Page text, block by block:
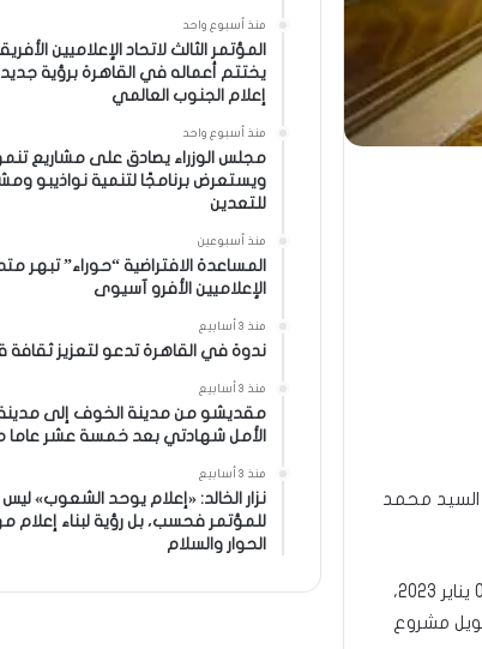
الفخامة السيد محمد
وقد درس المجلس وصادق على مشروع قانون يسمح بالمصادقة على اتفاقية القرض الموقعة بتاريخ 09 يناير 2023،
مشروع
منذ أسبوع واحد
المؤتمر الثالث لاتحاد الإعلاميين
يختتم أعماله في القاهرة برؤية
إعلام الجنوب العالمي
منذ أسبوع واحد
مجلس الوزراء يصادق على مشاريع
ويستعرض برنامجًا لتنمية نواذيبو
للتعدين
منذ أسبوعين
المساعدة الافتراضية “حوراء” تبهر
الإعلاميين الأفرو آسيوى
منذ 3 أسابيع
ندوة في القاهرة تدعو لتعزيز ثقافة
منذ 3 أسابيع
مقديشو من مدينة الخوف إلى
الأمل شهادتي بعد خمسة عشر عاما
منذ 3 أسابيع
نزار الخالد: «إعلام يوحد الشعوب» ليس
للمؤتمر فحسب، بل رؤية لبناء إعلام
الحوار والسلام